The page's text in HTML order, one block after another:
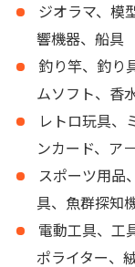
ジオラマ、模
響機器、船具
釣り竿、釣り
ムソフト、香
レトロ玩具、
ンカード、ア
スポーツ用品
具、魚群探知
電動工具、工
ポライター、